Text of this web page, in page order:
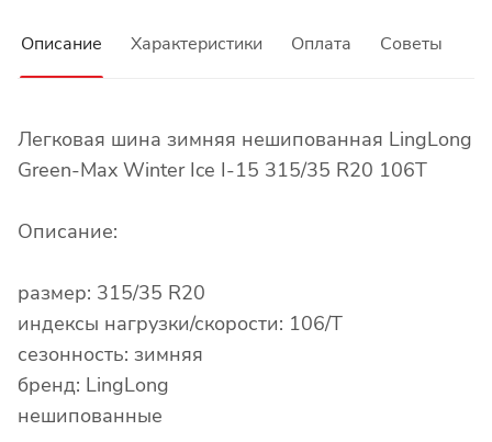
Описание Характеристики Оплата Советы
Легковая шина зимняя нешипованная LingLong
Green-Max Winter Ice I-15 315/35 R20 106T
Описание:
размер: 315/35 R20
индексы нагрузки/скорости: 106/T
сезонность: зимняя
бренд: LingLong
нешипованные